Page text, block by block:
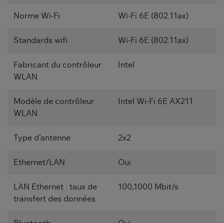
Norme Wi-Fi Wi-Fi 6E (802.11ax)
Standards wifi Wi-Fi 6E (802.11ax)
Fabricant du contrôleur
WLAN
Intel
Modèle de contrôleur
WLAN
Intel Wi-Fi 6E AX211
Type d'antenne 2x2
Ethernet/LAN Oui
LAN Ethernet : taux de
transfert des données
100,1000 Mbit/s